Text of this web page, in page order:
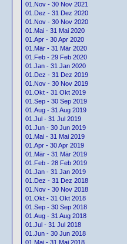
01.Nov - 30 Nov 2021
01.Dez - 31 Dez 2020
01.Nov - 30 Nov 2020
01.Mai - 31 Mai 2020
01.Apr - 30 Apr 2020
01.Mär - 31 Mär 2020
01.Feb - 29 Feb 2020
01.Jan - 31 Jan 2020
01.Dez - 31 Dez 2019
01.Nov - 30 Nov 2019
01.Okt - 31 Okt 2019
01.Sep - 30 Sep 2019
01.Aug - 31 Aug 2019
01.Jul - 31 Jul 2019
01.Jun - 30 Jun 2019
01.Mai - 31 Mai 2019
01.Apr - 30 Apr 2019
01.Mär - 31 Mär 2019
01.Feb - 28 Feb 2019
01.Jan - 31 Jan 2019
01.Dez - 31 Dez 2018
01.Nov - 30 Nov 2018
01.Okt - 31 Okt 2018
01.Sep - 30 Sep 2018
01.Aug - 31 Aug 2018
01.Jul - 31 Jul 2018
01.Jun - 30 Jun 2018
01.Mai - 31 Mai 2018